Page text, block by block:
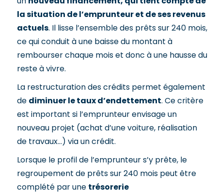
la situation de l’emprunteur et de ses revenus
actuels. Il lisse l’ensemble des prêts sur 240 mois,
ce qui conduit à une baisse du montant à
rembourser chaque mois et donc à une hausse du
reste à vivre.
La restructuration des crédits permet également
de diminuer le taux d’endettement. Ce critère
est important si l’emprunteur envisage un
nouveau projet (achat d’une voiture, réalisation
de travaux…) via un crédit.
Lorsque le profil de l’emprunteur s’y prête, le
regroupement de prêts sur 240 mois peut être
complété par une trésorerie